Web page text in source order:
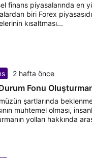
finans piyasalarında en
biri Forex
kısaltması...
2 hafta önce
Fonu
şartlarında
muhtemel olması,
yolları hakkında